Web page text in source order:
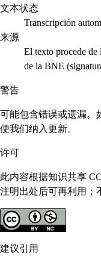
文本状态
Transcripción
来源
El texto procede de
de la BNE
警告
可能包含错误或遗漏。
便我们纳入更新。
许可
此内容根据知识共享
注明出处后可再利用；
建议引用